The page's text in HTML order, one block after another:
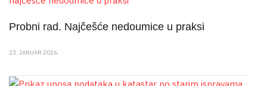
Probni rad. Najčešće nedoumice u praksi
23. JANUAR 2026.